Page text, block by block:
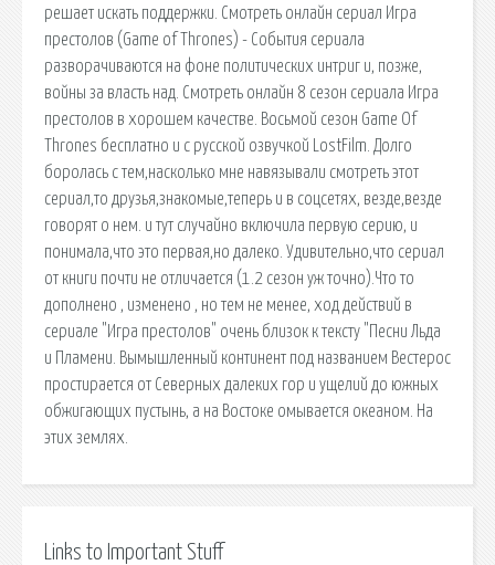
решает искать поддержки. Смотреть онлайн сериал Игра
престолов (Game of Thrones) - События сериала
разворачиваются на фоне политических интриг и, позже,
войны за власть над. Смотреть онлайн 8 сезон сериала Игра
престолов в хорошем качестве. Восьмой сезон Game Of
Thrones бесплатно и с русской озвучкой LostFilm. Долго
боролась с тем,насколько мне навязывали смотреть этот
сериал,то друзья,знакомые,теперь и в соцсетях, везде,везде
говорят о нем. и тут случайно включила первую серию, и
понимала,что это первая,но далеко. Удивительно,что сериал
от книги почти не отличается (1.2 сезон уж точно).Что то
дополнено , изменено , но тем не менее, ход действий в
сериале "Игра престолов" очень близок к тексту "Песни Льда
и Пламени. Вымышленный континент под названием Вестерос
простирается от Северных далеких гор и ущелий до южных
обжигающих пустынь, а на Востоке омывается океаном. На
этих землях.
Links to Important Stuff